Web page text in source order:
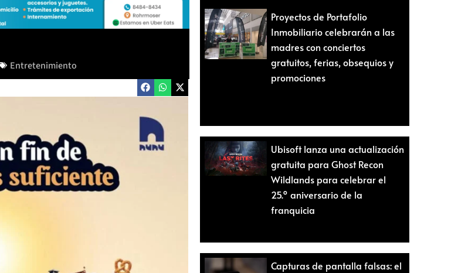
Entretenimiento
Proyectos de Portafolio
Inmobiliario celebrarán a las
madres con conciertos
gratuitos, ferias, obsequios y
promociones
Ubisoft lanza una actualización
gratuita para Ghost Recon
Wildlands para celebrar el
25.º aniversario de la
franquicia
Capturas de pantalla falsas: el